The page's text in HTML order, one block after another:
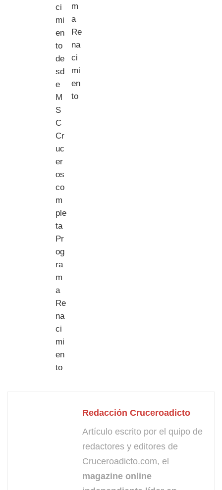
Redacción Cruceroadicto
Artículo escrito por el quipo de
redactores y editores de
Cruceroadicto.com, el
magazine online